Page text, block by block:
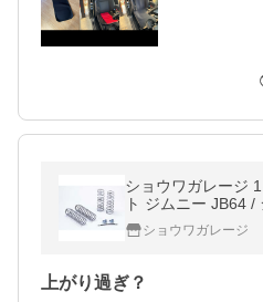
ショウワガレージ
ト ジムニー JB64 /
スペンションキット
ショウワガレージ
上がり過ぎ？